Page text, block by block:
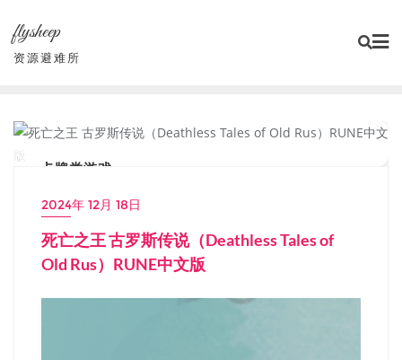
content
flysheep
资源避难所
卡牌类游戏
2024年 12月 18日
死亡之王 古罗斯传说（Deathless Tales of
Old Rus）RUNE中文版